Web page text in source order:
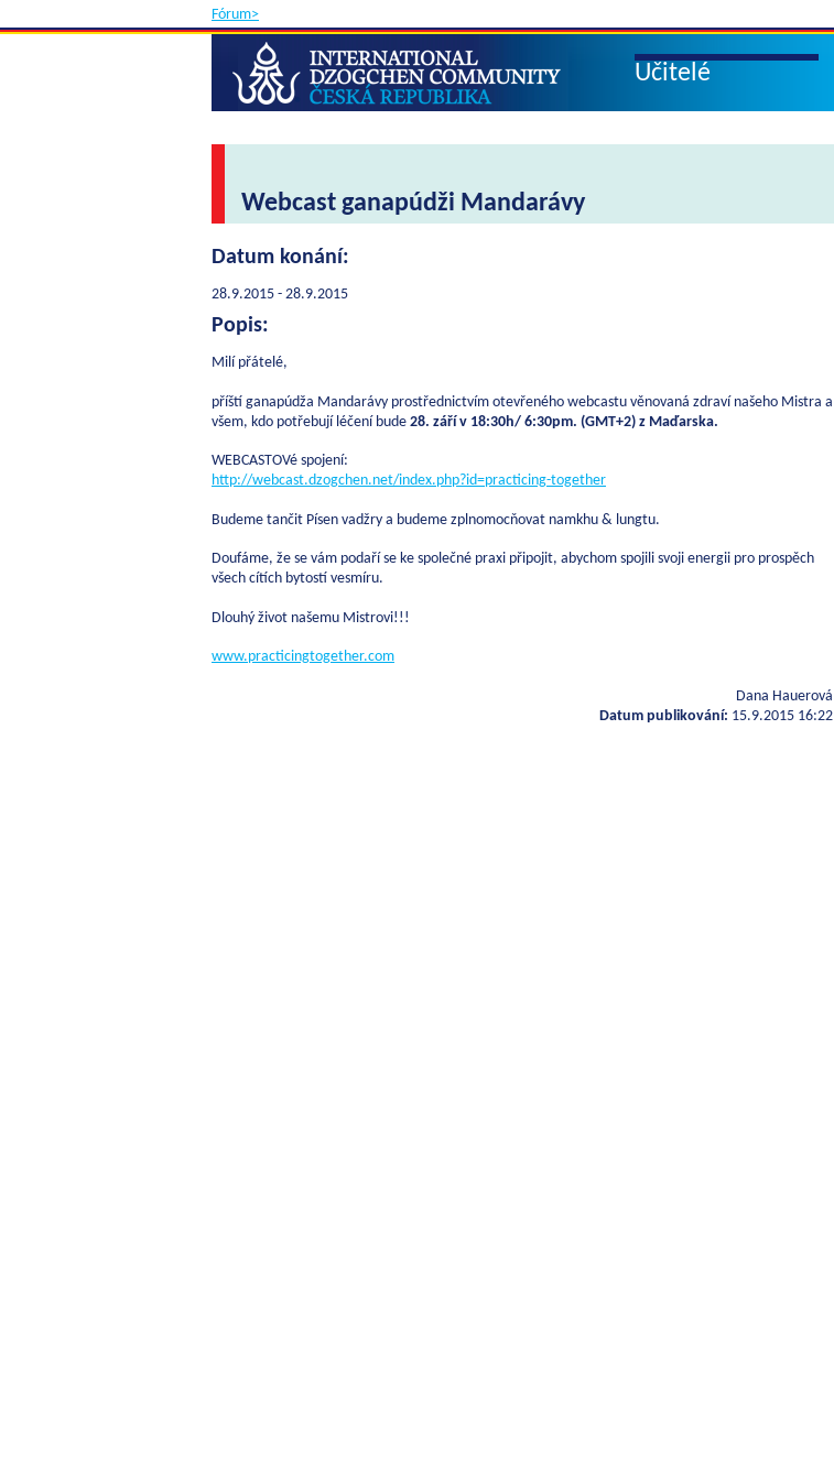
Fórum>
Učitelé
Webcast ganapúdži Mandarávy
Datum konání:
28.9.2015 - 28.9.2015
Popis:
Milí přátelé,
příští ganapúdža Mandarávy prostřednictvím otevřeného webcastu věnovaná zdraví našeho Mistra a
všem, kdo potřebují léčení bude 28. září v 18:30h/ 6:30pm. (GMT+2) z Maďarska.
WEBCASTOVé spojení:
http://webcast.dzogchen.net/index.php?id=practicing-together
Budeme tančit Písen vadžry a budeme zplnomocňovat namkhu & lungtu.
Doufáme, že se vám podaří se ke společné praxi připojit, abychom spojili svoji energii pro prospěch
všech cítích bytostí vesmíru.
Dlouhý život našemu Mistrovi!!!
www.practicingtogether.com
Dana Hauerová
Datum publikování: 15.9.2015 16:22